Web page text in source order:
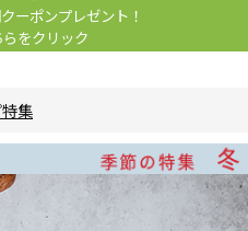
ーポンプレゼント！
をクリック
集